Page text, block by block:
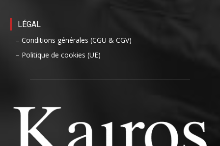
LÉGAL
– Conditions générales (CGU & CGV)
– Politique de cookies (UE)